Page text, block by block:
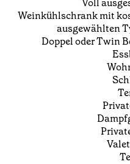
Voll
Weinkühlschrank mit
ausgewählten
Doppel oder Twin